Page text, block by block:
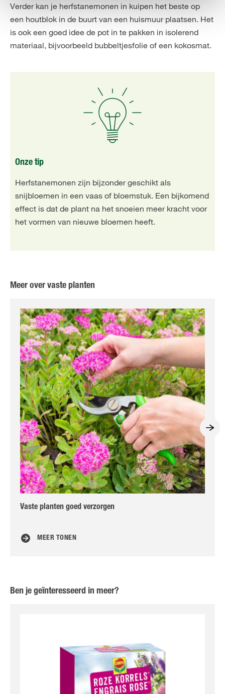
Verder kan je herfstanemonen in kuipen het beste op
een houtblok in de buurt van een huismuur plaatsen. Het
is ook een goed idee de pot in te pakken in isolerend
materiaal, bijvoorbeeld bubbeltjesfolie of een kokosmat.
Onze tip
Herfstanemonen zijn bijzonder geschikt als
snijbloemen in een vaas of bloemstuk. Een bijkomend
effect is dat de plant na het snoeien meer kracht voor
het vormen van nieuwe bloemen heeft.
Meer over vaste planten
Vaste planten goed verzorgen
MEER TONEN
Ben je geïnteresseerd in meer?